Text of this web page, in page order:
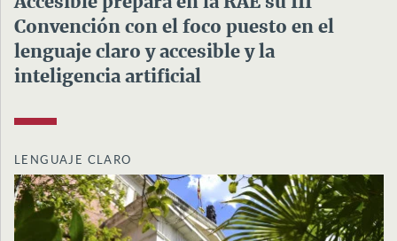
Convención con el foco puesto en el
lenguaje claro y accesible y la
inteligencia artificial
LENGUAJE CLARO